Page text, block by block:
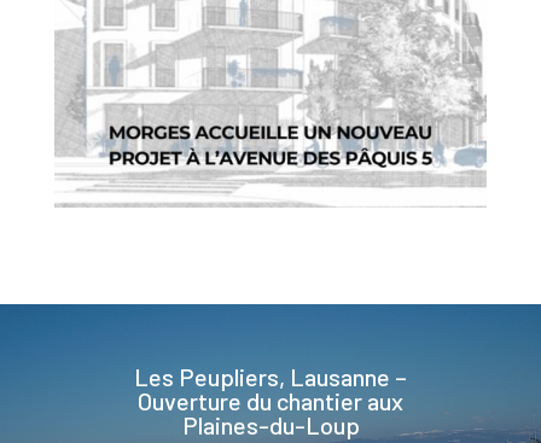
Les Peupliers, Lausanne –
Ouverture du chantier aux
Plaines-du-Loup